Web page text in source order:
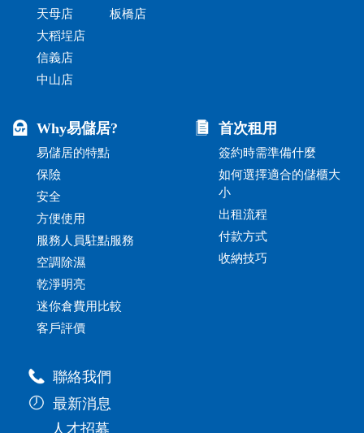
天母店
大稻埕店
信義店
中山店
板橋店
Why易儲居?
易儲居的特點
保險
安全
方便使用
服務人員駐點服務
空調除濕
乾淨明亮
迷你倉費用比較
客戶評價
首次租用
簽約時需準備什麼
如何選擇適合的儲櫃大
小
出租流程
付款方式
收納技巧
聯絡我們
最新消息
人才招募